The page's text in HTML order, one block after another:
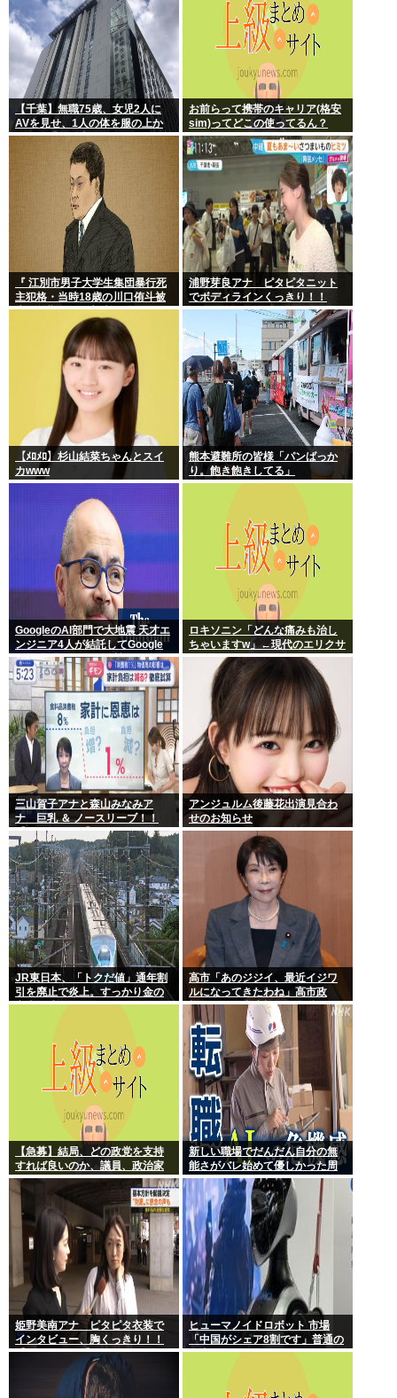
【千葉】無職75歳、女児2人に
AVを見せ、1人の体を服の上か
ら触る「服の上からぺろっと触
ったと思う」
お前らって携帯のキャリア(格安
sim)ってどこの使ってるん？
『 江別市男子大学生集団暴行死
主犯格・当時18歳の川口侑斗被
告に無期懲役の判決』 昨日この
スレ立ってた？
浦野芽良アナ ピタピタニット
でボディラインくっきり！！
【ﾒﾛﾒﾛ】杉山結菜ちゃんとスイ
カwww
熊本避難所の皆様「パンばっか
り。飽き飽きしてる」
GoogleのAI部門で大地震 天才エ
ンジニア4人が結託してGoogle
を離脱 遅れを取るAI競争さらに
苦しく 株価に影響大
ロキソニン「どんな痛みも治し
ちゃいますw」←現代のエリクサ
ーやろ…
三山賀子アナと森山みなみア
ナ 巨乳 ＆ ノースリーブ！！
【GIF動画あり】
アンジュルム後藤花出演見合わ
せのお知らせ
JR東日本、「トクだ値」通年割
引を廃止で炎上。すっかり金の
亡者と成り下がったな
高市「あのジジイ、最近イジワ
ルになってきたわね」高市政
権、ついに麻生切り！嫌儲はど
っちにつくの
【急募】結局、どの政党を支持
すれば良いのか、議員、政治家
は全員悪か
新しい職場でだんだん自分の無
能さがバレ始めて優しかった周
りの人たちが徐々に冷たくなっ
ていく時ってゾクゾクするよな
姫野美南アナ ピタピタ衣装で
インタビュー、胸くっきり！！
【GIF動画あり】
ヒューマノイドロボット 市場
「中国がシェア8割です」普通の
日本人怒りのフェイクニュース